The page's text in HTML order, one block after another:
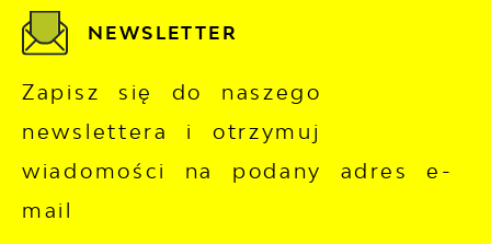
NEWSLETTER
Zapisz się do naszego
newslettera i otrzymuj
wiadomości na podany adres e-
mail